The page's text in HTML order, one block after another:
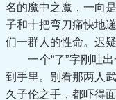
名的魔中之魔，一向
子和十把弯刀痛快地
们一群人的性命。迟
一个“了”字刚吐出
到手里。别看那两人
久子伦之手，都吓得